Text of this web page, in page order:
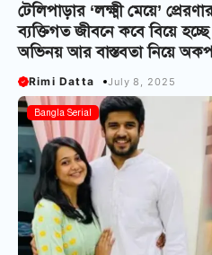
টেলিপাড়ার ‘লক্ষ্মী মেয়ে’
ব্যক্তিগত জীবনে কবে বিয়ে হচ্ছে
অভিনয় আর বাস্তবতা নিয়ে
Rimi Datta July 8, 2025
Bangla Serial